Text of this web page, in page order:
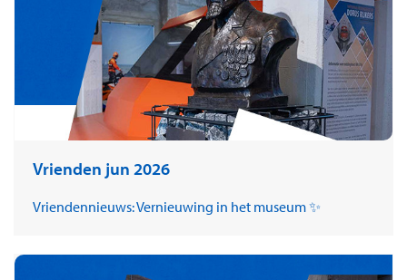
Vrienden jun 2026
Vriendennieuws: Vernieuwing in het museum ✨